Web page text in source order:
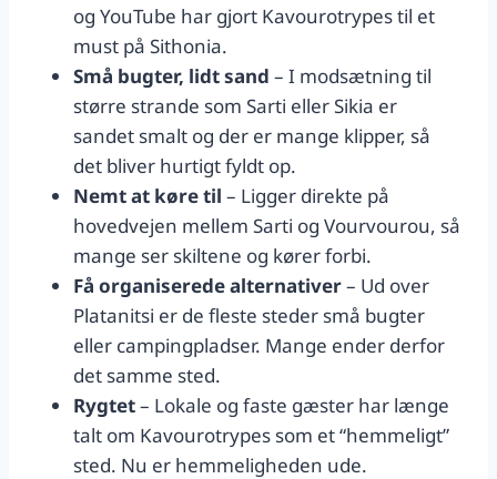
og YouTube har gjort Kavourotrypes til et
must på Sithonia.
Små bugter, lidt sand – I modsætning til
større strande som Sarti eller Sikia er
sandet smalt og der er mange klipper, så
det bliver hurtigt fyldt op.
Nemt at køre til – Ligger direkte på
hovedvejen mellem Sarti og Vourvourou, så
mange ser skiltene og kører forbi.
Få organiserede alternativer– Ud over
Platanitsi er de fleste steder små bugter
eller campingpladser. Mange ender derfor
det samme sted.
Rygtet– Lokale og faste gæster har længe
talt om Kavourotrypes som et “hemmeligt”
sted. Nu er hemmeligheden ude.